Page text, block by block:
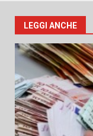
LEGGI ANCHE